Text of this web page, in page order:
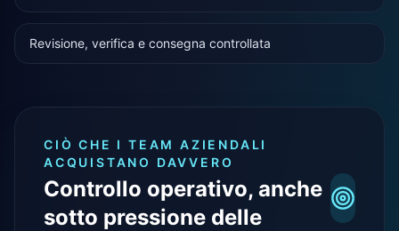
Revisione, verifica e consegna controllata
CIÒ CHE I TEAM AZIENDALI
ACQUISTANO DAVVERO
Controllo operativo, anche
sotto pressione delle